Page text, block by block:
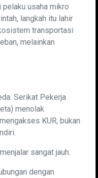
usaha mikro
langkah itu lahir
transportasi
melainkan
Serikat Pekerja
menolak
KUR, bukan
sangat jauh.
dengan